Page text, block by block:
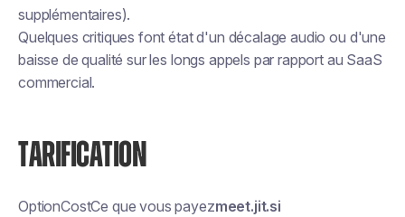
supplémentaires).
Quelques critiques font état d'un décalage audio ou d'une
baisse de qualité sur les longs appels par rapport au SaaS
commercial.
TARIFICATION
OptionCostCe que vous payezmeet.jit.si